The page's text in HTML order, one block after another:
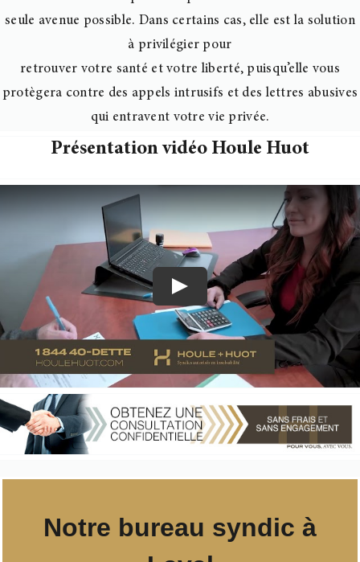
seule avenue possible. Dans certains cas, elle est la solution
à privilégier pour
retrouver votre santé et votre liberté, puisqu’elle vous
protègera contre des appels intrusifs et des lettres abusives
qui entravent votre vie privée.
Présentation vidéo Houle Huot
Notre bureau syndic à